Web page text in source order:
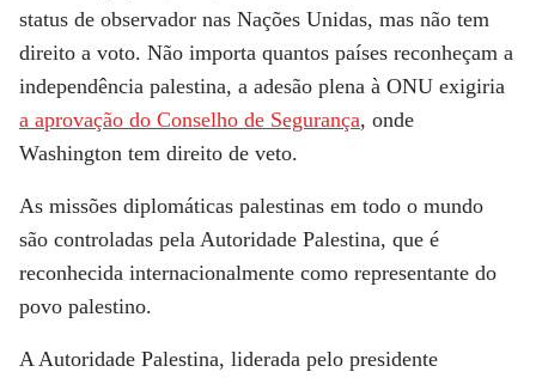
status de observador nas Nações Unidas, mas não tem
direito a voto. Não importa quantos países reconheçam a
independência palestina, a adesão plena à ONU exigiria
a aprovação do Conselho de Segurança, onde
Washington tem direito de veto.
As missões diplomáticas palestinas em todo o mundo
são controladas pela Autoridade Palestina, que é
reconhecida internacionalmente como representante do
povo palestino.
A Autoridade Palestina, liderada pelo presidente